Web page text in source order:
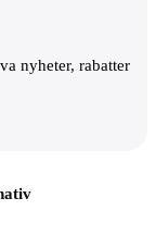
nyheter, rabatter